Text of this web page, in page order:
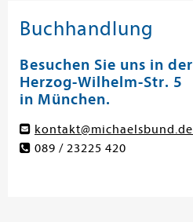
Buchhandlung
Besuchen Sie uns in der
Herzog-Wilhelm-Str. 5
in München.
kontakt@michaelsbund.de
089 / 23225 420